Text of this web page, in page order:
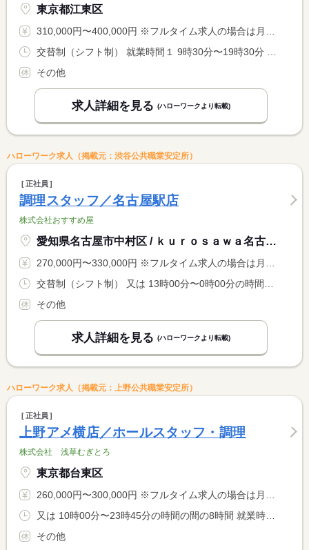
東京都江東区
310,000円〜400,000円 ※フルタイム求人の場合は月額（換算額）、パート求人の場合は時間額を表示しています。
その他
求人詳細を見る (ハローワークより転載)
ハローワーク求人（掲載元：渋谷公共職業安定所）
正社員
調理スタッフ／名古屋駅店
株式会社おすすめ屋
愛知県名古屋市中村区 / ｋｕｒｏｓａｗａ名古屋駅店
270,000円〜330,000円 ※フルタイム求人の場合は月額（換算額）、パート求人の場合は時間額を表示しています。
その他
求人詳細を見る (ハローワークより転載)
ハローワーク求人（掲載元：上野公共職業安定所）
正社員
上野アメ横店／ホールスタッフ・調理
株式会社 浅草むぎとろ
東京都台東区
260,000円〜300,000円 ※フルタイム求人の場合は月額（換算額）、パート求人の場合は時間額を表示しています。
その他